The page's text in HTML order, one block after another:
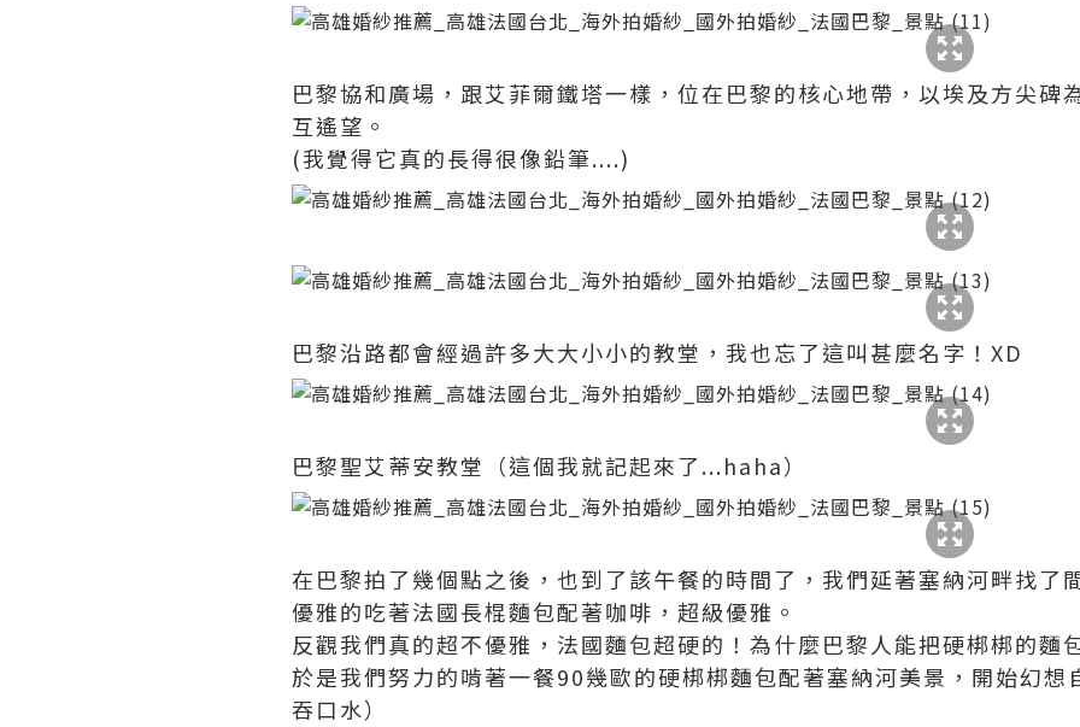
巴黎協和廣場，跟艾菲爾鐵塔一樣，位在巴黎的核心地帶，以埃及方尖碑
互遙望。
(我覺得它真的長得很像鉛筆....)
巴黎沿路都會經過許多大大小小的教堂，我也忘了這叫甚麼名字！XD
巴黎聖艾蒂安教堂（這個我就記起來了...haha）
在巴黎拍了幾個點之後，也到了該午餐的時間了，我們延著塞納河畔找了
優雅的吃著法國長棍麵包配著咖啡，超級優雅。
反觀我們真的超不優雅，法國麵包超硬的！為什麼巴黎人能把硬梆梆的麵
於是我們努力的啃著一餐90幾歐的硬梆梆麵包配著塞納河美景，開始幻想
吞口水）